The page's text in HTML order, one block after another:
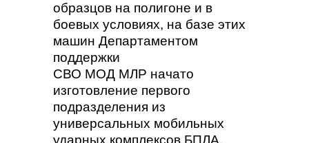
образцов на полигоне и в
боевых условиях, на базе этих
машин Департаментом
поддержки
СВО МОД МЛР начато
изготовление первого
подразделения из
универсальных мобильных
ударных комплексов БПЛА.